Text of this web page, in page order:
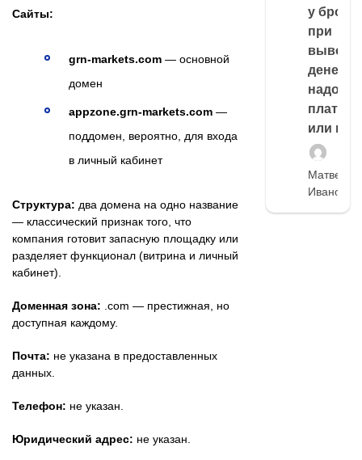
Сайты:
grn-markets.com — основной
домен
appzone.grn-markets.com —
поддомен, вероятно, для входа
в личный кабинет
Структура: два домена на одно название
— классический признак того, что
компания готовит запасную площадку или
разделяет функционал (витрина и личный
кабинет).
Доменная зона: .com — престижная, но
доступная каждому.
Почта: не указана в предоставленных
данных.
Телефон: не указан.
Юридический адрес: не указан.
у
при
выводе
денег,
надо
платить
или
Матвей
Иванов